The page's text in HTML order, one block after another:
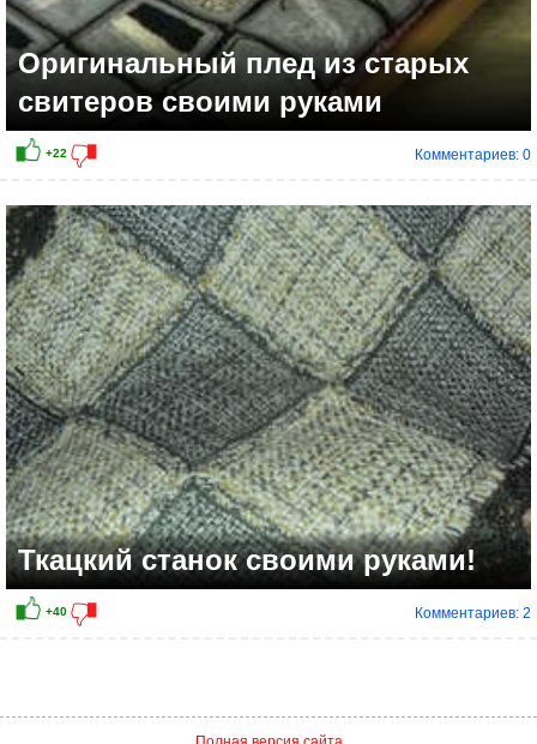
+20
Оригинальный плед из старых
свитеров своими руками
Комментариев: 0
Ткацкий станок своими руками!
Комментариев: 2